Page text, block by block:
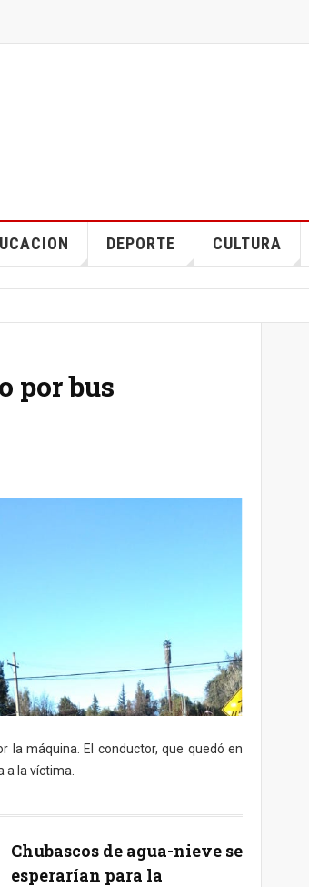
DEPORTE CULTURA
por bus
la máquina. El conductor, que quedó en
a la víctima.
Chubascos de agua-nieve se
esperarían para la